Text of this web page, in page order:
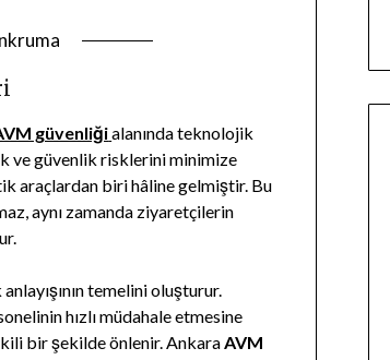
güvenliğialanında teknolojik
ve güvenlik risklerini minimize
araçlardan biri hâline gelmiştir. Bu
aynı zamanda ziyaretçilerin
temelini oluşturur.
hızlı müdahale etmesine
bir şekilde önlenir. AnkaraAVM